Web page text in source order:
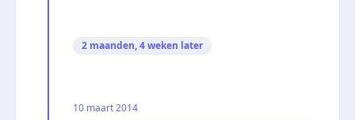
2 maanden, 4 weken later
10 maart 2014